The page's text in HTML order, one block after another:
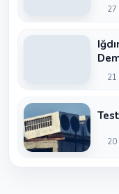
27
21
20